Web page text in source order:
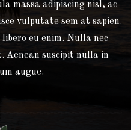
massa adipiscing nisl, ac
vulputate sem at sapien.
libero eu enim. Nulla nec
Aenean suscipit nulla in
augue.